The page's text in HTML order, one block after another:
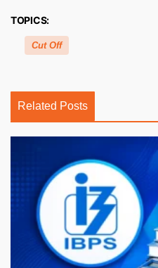
TOPICS:
Cut Off
Related Posts